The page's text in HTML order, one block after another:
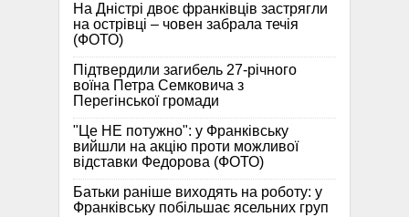
На Дністрі двоє франківців застрягли
на острівці – човен забрала течія
(ФОТО)
Підтвердили загибель 27-річного
воїна Петра Семковича з
Перегінської громади
"Це НЕ потужно": у Франківську
вийшли на акцію проти можливої
відставки Федорова (ФОТО)
Батьки раніше виходять на роботу: у
Франківську побільшає ясельних груп